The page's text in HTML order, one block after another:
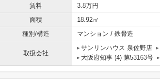
賃料 3.8万円
面積
18.92㎡
種別/構造
マンション / 鉄骨造
取扱会社
サンリンハウス 泉佐野店
大阪府知事 (4) 第53163号